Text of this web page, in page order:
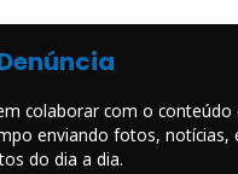
colaborar com o conteúdo
enviando fotos, notícias,
do dia a dia.